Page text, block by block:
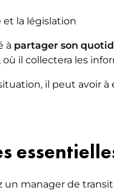
et la législation
à partager son
, où il collectera les
il peut avoir à
un manager de